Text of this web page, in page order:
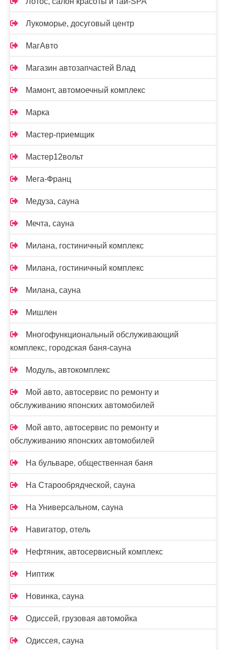
Лукоморье, досуговый центр
МагАвто
Магазин автозапчастей Влад
Мамонт, автомоечный комплекс
Марка
Мастер-приемщик
Мастер12вольт
Мега-Франц
Медуза, сауна
Мечта, сауна
Милана, гостиничный комплекс
Милана, гостиничный комплекс
Милана, сауна
Мишлен
Многофункциональный обслуживающий
комплекс, ​городская баня-сауна
Модуль, автокомплекс
Мой авто, автосервис по ремонту и
обслуживанию японских автомобилей
Мой авто, автосервис по ремонту и
обслуживанию японских автомобилей
На бульваре, общественная баня
На Старообрядческой, сауна
На Универсальном, сауна
Навигатор, отель
Нефтяник, автосервисный комплекс
Ниптиж
Новинка, сауна
Одиссей, грузовая автомойка
Одиссея, сауна